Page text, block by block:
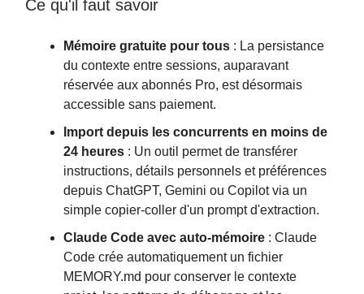
Ce qu'il faut savoir
Mémoire gratuite pour tous : La persistance
du contexte entre sessions, auparavant
réservée aux abonnés Pro, est désormais
accessible sans paiement.
Import depuis les concurrents en moins de
24 heures : Un outil permet de transférer
instructions, détails personnels et préférences
depuis ChatGPT, Gemini ou Copilot via un
simple copier-coller d'un prompt d'extraction.
Claude Code avec auto-mémoire : Claude
Code crée automatiquement un fichier
MEMORY.md pour conserver le contexte